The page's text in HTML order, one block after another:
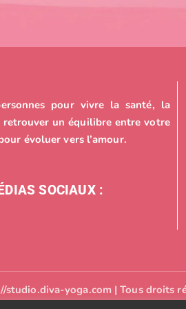
pour vivre la santé, la
retrouver un équilibre entre votre
évoluer vers l’amour.
SOCIAUX :
yoga.com | Tous droits